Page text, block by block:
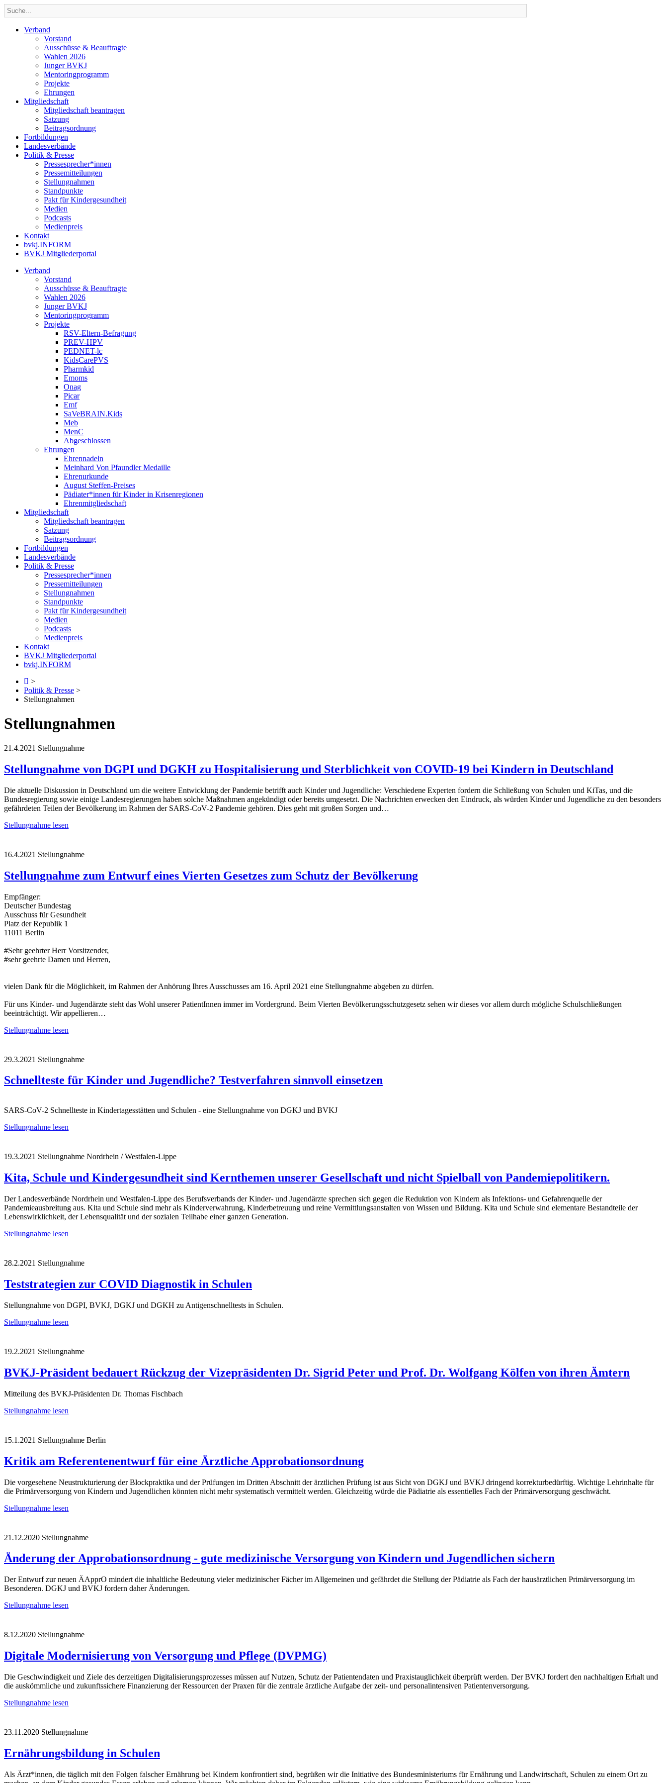
Verband
Vorstand
Ausschüsse & Beauftragte
Wahlen 2026
Junger BVKJ
Mentoringprogramm
Projekte
Ehrungen
Mitgliedschaft
Mitgliedschaft beantragen
Satzung
Beitragsordnung
Fortbildungen
Landesverbände
Politik & Presse
Pressesprecher*innen
Pressemitteilungen
Stellungnahmen
Standpunkte
Pakt für Kindergesundheit
Medien
Podcasts
Medienpreis
Kontakt
bvkj.INFORM
BVKJ Mitgliederportal
Verband
Vorstand
Ausschüsse & Beauftragte
Wahlen 2026
Junger BVKJ
Mentoringprogramm
Projekte
RSV-Eltern-Befragung
PREV-HPV
PEDNET-lc
KidsCarePVS
Pharmkid
Emoms
Onag
Picar
Emf
SaVeBRAIN.Kids
Meb
MenC
Abgeschlossen
Ehrungen
Ehrennadeln
Meinhard Von Pfaundler Medaille
Ehrenurkunde
August Steffen-Preises
Pädiater*innen für Kinder in Krisenregionen
Ehrenmitgliedschaft
Mitgliedschaft
Mitgliedschaft beantragen
Satzung
Beitragsordnung
Fortbildungen
Landesverbände
Politik & Presse
Pressesprecher*innen
Pressemitteilungen
Stellungnahmen
Standpunkte
Pakt für Kindergesundheit
Medien
Podcasts
Medienpreis
Kontakt
BVKJ Mitgliederportal
bvkj.INFORM
>
Politik & Presse >
Stellungnahmen
Stellungnahmen
21.4.2021 Stellungnahme
Stellungnahme von DGPI und DGKH zu Hospitalisierung und Sterblichkeit von COVID-19 bei Kindern in Deutschland
Die aktuelle Diskussion in Deutschland um die weitere Entwicklung der Pandemie betrifft auch Kinder und Jugendliche: Verschiedene Experten fordern die Schließung von Schulen und KiTas, und die
Bundesregierung sowie einige Landesregierungen haben solche Maßnahmen angekündigt oder bereits umgesetzt. Die Nachrichten erwecken den Eindruck, als würden Kinder und Jugendliche zu den besonders
gefährdeten Teilen der Bevölkerung im Rahmen der SARS-CoV-2 Pandemie gehören. Dies geht mit großen Sorgen und…
Stellungnahme lesen
16.4.2021 Stellungnahme
Stellungnahme zum Entwurf eines Vierten Gesetzes zum Schutz der Bevölkerung
Empfänger:
Deutscher Bundestag
Ausschuss für Gesundheit
Platz der Republik 1
11011 Berlin
#Sehr geehrter Herr Vorsitzender,
#sehr geehrte Damen und Herren,
vielen Dank für die Möglichkeit, im Rahmen der Anhörung Ihres Ausschusses am 16. April 2021 eine Stellungnahme abgeben zu dürfen.
Für uns Kinder- und Jugendärzte steht das Wohl unserer PatientInnen immer im Vordergrund. Beim Vierten Bevölkerungsschutzgesetz sehen wir dieses vor allem durch mögliche Schulschließungen
beeinträchtigt. Wir appellieren…
Stellungnahme lesen
29.3.2021 Stellungnahme
Schnellteste für Kinder und Jugendliche? Testverfahren sinnvoll einsetzen
SARS-CoV-2 Schnellteste in Kindertagesstätten und Schulen - eine Stellungnahme von DGKJ und BVKJ
Stellungnahme lesen
19.3.2021 Stellungnahme Nordrhein / Westfalen-Lippe
Kita, Schule und Kindergesundheit sind Kernthemen unserer Gesellschaft und nicht Spielball von Pandemiepolitikern.
Der Landesverbände Nordrhein und Westfalen-Lippe des Berufsverbands der Kinder- und Jugendärzte sprechen sich gegen die Reduktion von Kindern als Infektions- und Gefahrenquelle der
Pandemieausbreitung aus. Kita und Schule sind mehr als Kinderverwahrung, Kinderbetreuung und reine Vermittlungsanstalten von Wissen und Bildung. Kita und Schule sind elementare Bestandteile der
Lebenswirklichkeit, der Lebensqualität und der sozialen Teilhabe einer ganzen Generation.
Stellungnahme lesen
28.2.2021 Stellungnahme
Teststrategien zur COVID Diagnostik in Schulen
Stellungnahme von DGPI, BVKJ, DGKJ und DGKH zu Antigenschnelltests in Schulen.
Stellungnahme lesen
19.2.2021 Stellungnahme
BVKJ-Präsident bedauert Rückzug der Vizepräsidenten Dr. Sigrid Peter und Prof. Dr. Wolfgang Kölfen von ihren Ämtern
Mitteilung des BVKJ-Präsidenten Dr. Thomas Fischbach
Stellungnahme lesen
15.1.2021 Stellungnahme Berlin
Kritik am Referentenentwurf für eine Ärztliche Approbationsordnung
Die vorgesehene Neustrukturierung der Blockpraktika und der Prüfungen im Dritten Abschnitt der ärztlichen Prüfung ist aus Sicht von DGKJ und BVKJ dringend korrekturbedürftig. Wichtige Lehrinhalte für
die Primärversorgung von Kindern und Jugendlichen könnten nicht mehr systematisch vermittelt werden. Gleichzeitig würde die Pädiatrie als essentielles Fach der Primärversorgung geschwächt.
Stellungnahme lesen
21.12.2020 Stellungnahme
Änderung der Approbationsordnung - gute medizinische Versorgung von Kindern und Jugendlichen sichern
Der Entwurf zur neuen ÄApprO mindert die inhaltliche Bedeutung vieler medizinischer Fächer im Allgemeinen und gefährdet die Stellung der Pädiatrie als Fach der hausärztlichen Primärversorgung im
Besonderen. DGKJ und BVKJ fordern daher Änderungen.
Stellungnahme lesen
8.12.2020 Stellungnahme
Digitale Modernisierung von Versorgung und Pflege (DVPMG)
Die Geschwindigkeit und Ziele des derzeitigen Digitalisierungsprozesses müssen auf Nutzen, Schutz der Patientendaten und Praxistauglichkeit überprüft werden. Der BVKJ fordert den nachhaltigen Erhalt und
die auskömmliche und zukunftssichere Finanzierung der Ressourcen der Praxen für die zentrale ärztliche Aufgabe der zeit- und personalintensiven Patientenversorgung.
Stellungnahme lesen
23.11.2020 Stellungnahme
Ernährungsbildung in Schulen
Als Ärzt*innen, die täglich mit den Folgen falscher Ernährung bei Kindern konfrontiert sind, begrüßen wir die Initiative des Bundesministeriums für Ernährung und Landwirtschaft, Schulen zu einem Ort zu